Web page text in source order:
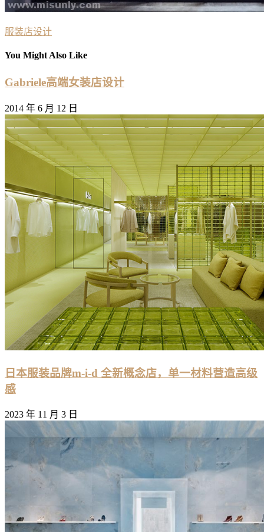
服装店设计
You Might Also Like
Gabriele高端女装店设计
2014 年 6 月 12 日
日本服装品牌m-i-d 全新概念店，单一材料营造高级
感
2023 年 11 月 3 日